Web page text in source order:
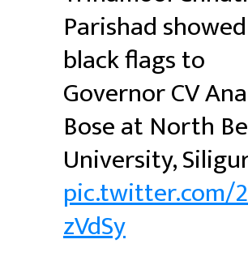
Parishad showed
black flags to
Governor CV
Bose at North
University,
pic.twitter.com/
zVdSy